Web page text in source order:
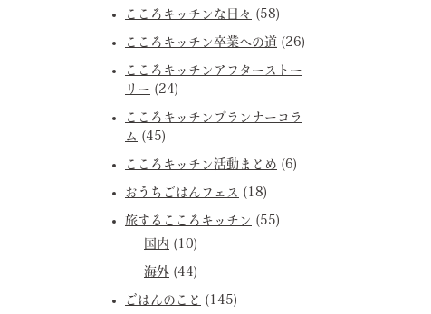
こころキッチンな日々 (58)
こころキッチン卒業への道 (26)
こころキッチンアフターストー
リー (24)
こころキッチンプランナーコラ
ム (45)
こころキッチン活動まとめ (6)
おうちごはんフェス (18)
旅するこころキッチン (55)
国内 (10)
海外 (44)
ごはんのこと (145)